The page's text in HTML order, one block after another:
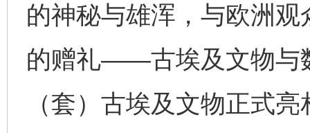
的神秘与雄浑，与欧洲
的赠礼——古埃及文物与
（套）古埃及文物正式